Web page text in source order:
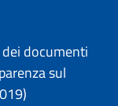
documenti
sul